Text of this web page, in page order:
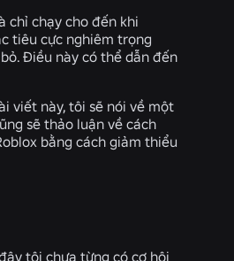
chỉ chạy cho đến khi
tiêu cực nghiêm trọng
Điều này có thể dẫn đến
viết này, tôi sẽ nói về một
sẽ thảo luận về cách
bằng cách giảm thiểu
tôi chưa từng có cơ hội